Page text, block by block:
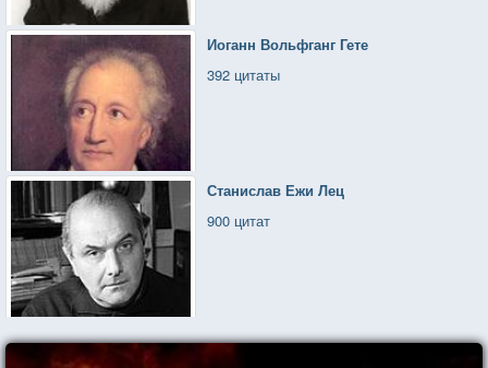
Иоганн Вольфганг Гете
392 цитаты
Станислав Ежи Лец
900 цитат